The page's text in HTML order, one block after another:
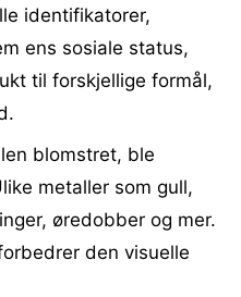
identifikatorer,
ens sosiale status,
til forskjellige formål,
blomstret, ble
metaller som gull,
øredobber og mer.
den visuelle